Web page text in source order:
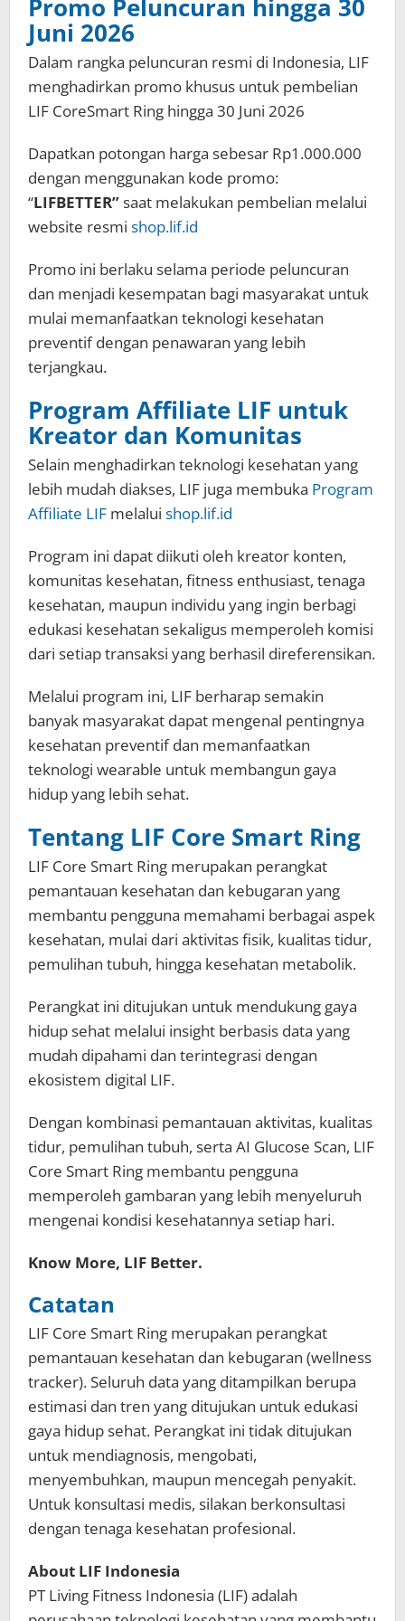
Promo Peluncuran hingga 30
Juni 2026
Dalam rangka peluncuran resmi di Indonesia, LIF
menghadirkan promo khusus untuk pembelian
LIF CoreSmart Ring hingga 30 Juni 2026
Dapatkan potongan harga sebesar Rp1.000.000
dengan menggunakan kode promo:
“LIFBETTER”saat melakukan pembelian melalui
website resmi shop.lif.id
Promo ini berlaku selama periode peluncuran
dan menjadi kesempatan bagi masyarakat untuk
mulai memanfaatkan teknologi kesehatan
preventif dengan penawaran yang lebih
terjangkau.
Program Affiliate LIF untuk
Kreator dan Komunitas
Selain menghadirkan teknologi kesehatan yang
lebih mudah diakses, LIF juga membuka Program
Affiliate LIF melalui shop.lif.id
Program ini dapat diikuti oleh kreator konten,
komunitas kesehatan, fitness enthusiast, tenaga
kesehatan, maupun individu yang ingin berbagi
edukasi kesehatan sekaligus memperoleh komisi
dari setiap transaksi yang berhasil direferensikan.
Melalui program ini, LIF berharap semakin
banyak masyarakat dapat mengenal pentingnya
kesehatan preventif dan memanfaatkan
teknologi wearable untuk membangun gaya
hidup yang lebih sehat.
Tentang LIF Core Smart Ring
LIF Core Smart Ring merupakan perangkat
pemantauan kesehatan dan kebugaran yang
membantu pengguna memahami berbagai aspek
kesehatan, mulai dari aktivitas fisik, kualitas tidur,
pemulihan tubuh, hingga kesehatan metabolik.
Perangkat ini ditujukan untuk mendukung gaya
hidup sehat melalui insight berbasis data yang
mudah dipahami dan terintegrasi dengan
ekosistem digital LIF.
Dengan kombinasi pemantauan aktivitas, kualitas
tidur, pemulihan tubuh, serta AI Glucose Scan, LIF
Core Smart Ring membantu pengguna
memperoleh gambaran yang lebih menyeluruh
mengenai kondisi kesehatannya setiap hari.
Know More, LIF Better.
Catatan
LIF Core Smart Ring merupakan perangkat
pemantauan kesehatan dan kebugaran (wellness
tracker). Seluruh data yang ditampilkan berupa
estimasi dan tren yang ditujukan untuk edukasi
gaya hidup sehat. Perangkat ini tidak ditujukan
untuk mendiagnosis, mengobati,
menyembuhkan, maupun mencegah penyakit.
Untuk konsultasi medis, silakan berkonsultasi
dengan tenaga kesehatan profesional.
About LIF Indonesia
PT Living Fitness Indonesia (LIF) adalah